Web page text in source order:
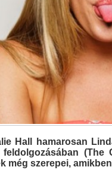
Hall hamarosan
(The
még szerepei,